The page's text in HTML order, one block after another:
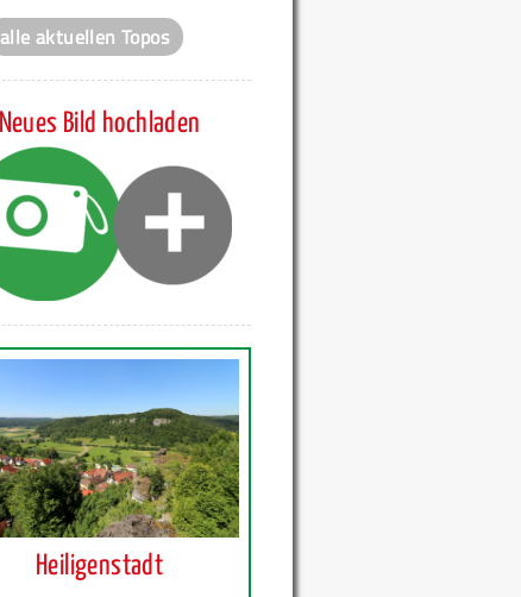
alle aktuellen Topos
Neues Bild hochladen
Heiligenstadt